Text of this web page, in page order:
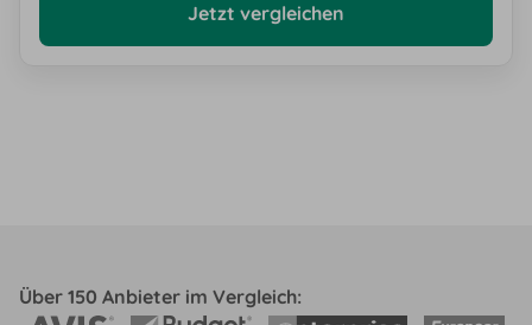
Jetzt vergleichen
Über 150 Anbieter im Vergleich: